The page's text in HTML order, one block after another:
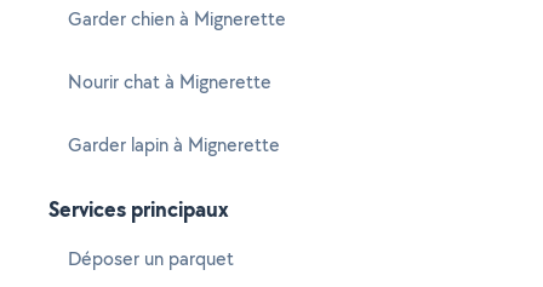
Garder chien à Mignerette
Nourir chat à Mignerette
Garder lapin à Mignerette
Services principaux
Déposer un parquet